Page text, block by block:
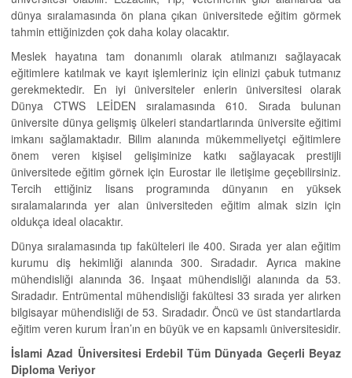
dünya sıralamasında ön plana çıkan üniversitede eğitim görmek
tahmin ettiğinizden çok daha kolay olacaktır.
Meslek hayatına tam donanımlı olarak atılmanızı sağlayacak
eğitimlere katılmak ve kayıt işlemleriniz için elinizi çabuk tutmanız
gerekmektedir. En iyi üniversiteler enlerin üniversitesi olarak
Dünya CTWS LEİDEN sıralamasında 610. Sırada bulunan
üniversite dünya gelişmiş ülkeleri standartlarında üniversite eğitimi
imkanı sağlamaktadır. Bilim alanında mükemmeliyetçi eğitimlere
önem veren kişisel gelişiminize katkı sağlayacak prestijli
üniversitede eğitim görnek için Eurostar ile iletişime geçebilirsiniz.
Tercih ettiğiniz lisans programında dünyanın en yüksek
sıralamalarında yer alan üniversiteden eğitim almak sizin için
oldukça ideal olacaktır.
Dünya sıralamasında tıp fakülteleri ile 400. Sırada yer alan eğitim
kurumu diş hekimliği alanında 300. Sıradadır. Ayrıca makine
mühendisliği alanında 36. Inşaat mühendisliği alanında da 53.
Sıradadır. Entrümental mühendisliği fakültesi 33 sırada yer alırken
bilgisayar mühendisliği de 53. Sıradadır. Öncü ve üst standartlarda
eğitim veren kurum İran’ın en büyük ve en kapsamlı üniversitesidir.
İslami Azad Üniversitesi Erdebil Tüm Dünyada Geçerli Beyaz
Diploma Veriyor